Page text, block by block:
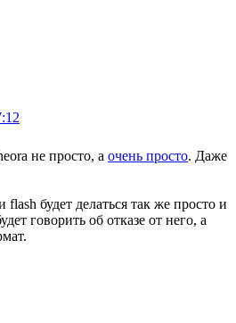
не просто, а очень просто. Даже
будет делаться так же просто и
говорить об отказе от него, а